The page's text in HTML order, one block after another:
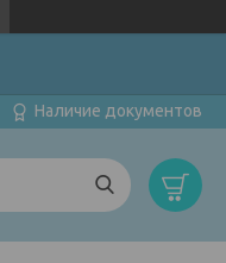
Наличие документов